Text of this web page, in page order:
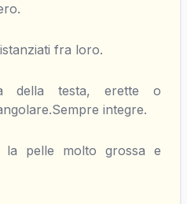
fra loro.
della testa, erette o
integre.
la pelle molto grossa e